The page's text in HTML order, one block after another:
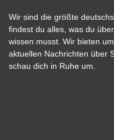
Wir sind die größte
findest du alles, was du
wissen musst. Wir bieten
aktuellen Nachrichten über
schau dich in Ruhe um.